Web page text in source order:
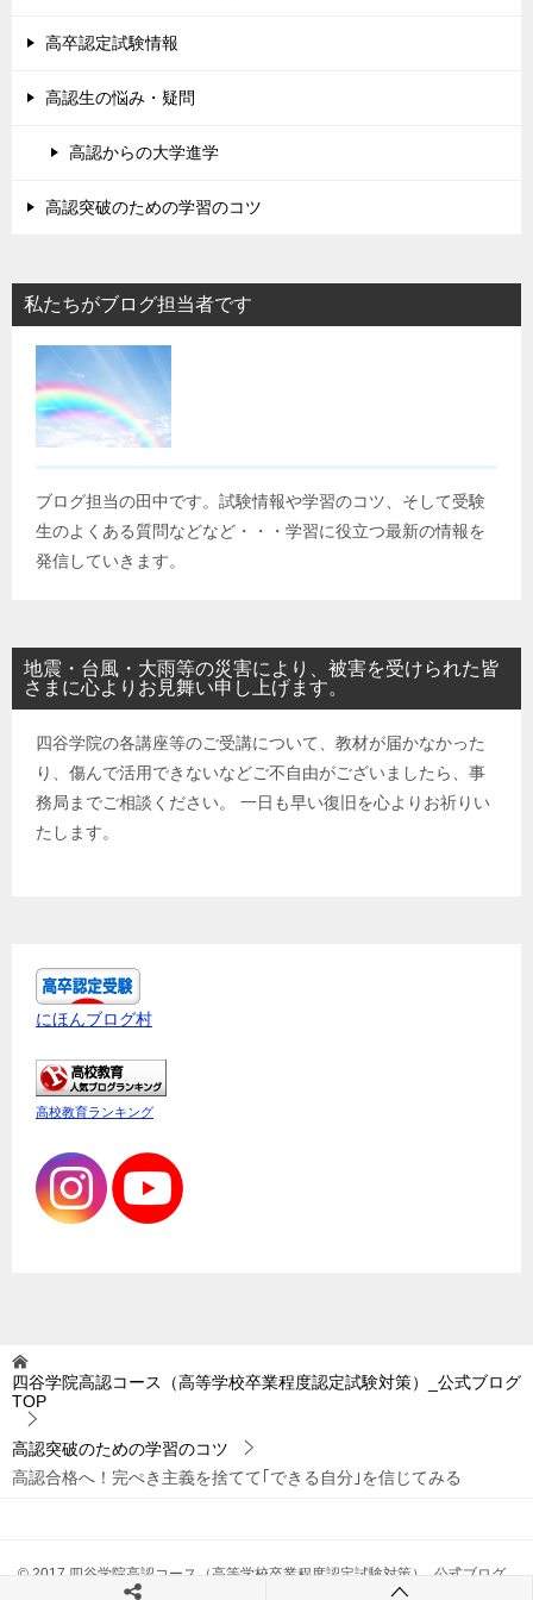
高卒認定試験情報
高認生の悩み・疑問
高認からの大学進学
高認突破のための学習のコツ
私たちがブログ担当者です
ブログ担当の田中です。試験情報や学習のコツ、そして受験
生のよくある質問などなど・・・学習に役立つ最新の情報を
発信していきます。
地震・台風・大雨等の災害により、被害を受けられた皆
さまに心よりお見舞い申し上げます。
四谷学院の各講座等のご受講について、教材が届かなかった
り、傷んで活用できないなどご不自由がございましたら、事
務局までご相談ください。 一日も早い復旧を心よりお祈りい
たします。
にほんブログ村
高校教育ランキング
四谷学院高認コース（高等学校卒業程度認定試験対策）_公式ブログ
TOP
高認突破のための学習のコツ
高認合格へ！完ぺき主義を捨てて｢できる自分｣を信じてみる
© 2017 四谷学院高認コース（高等学校卒業程度認定試験対策）_公式ブログ